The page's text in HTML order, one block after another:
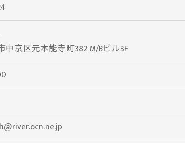
中京区元本能寺町382 M/Bビル3F